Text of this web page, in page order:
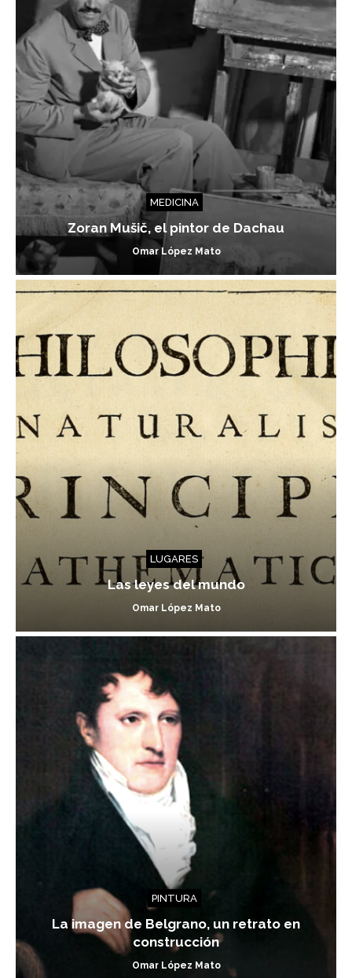
MEDICINA
Zoran Mušič, el pintor de Dachau
Omar López Mato
LUGARES
Las leyes del mundo
Omar López Mato
PINTURA
La imagen de Belgrano, un retrato en
construcción
Omar López Mato